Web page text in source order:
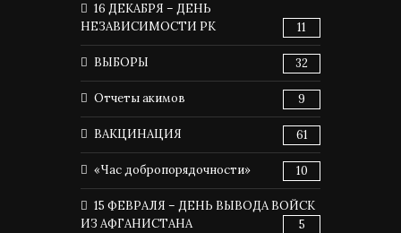
16 ДЕКАБРЯ – ДЕНЬ
НЕЗАВИСИМОСТИ РК
11
ВЫБОРЫ 32
Отчеты акимов 9
ВАКЦИНАЦИЯ 61
«Час добропорядочности» 10
15 ФЕВРАЛЯ – ДЕНЬ ВЫВОДА ВОЙСК
ИЗ АФГАНИСТАНА
5